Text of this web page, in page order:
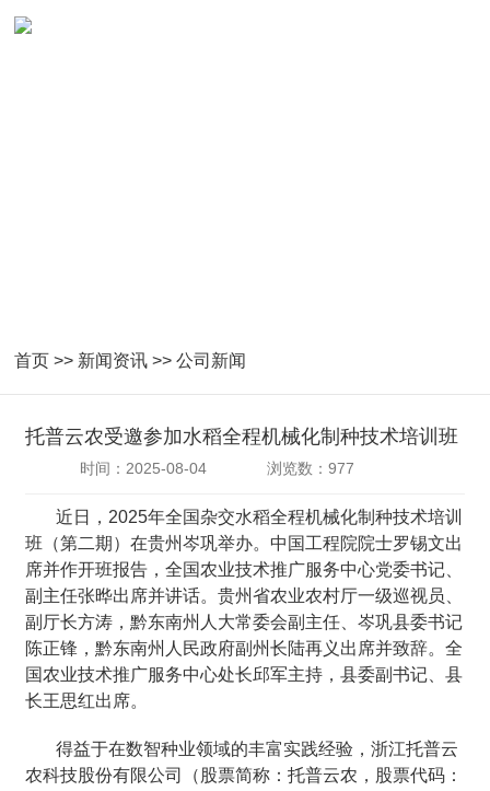
首页 >> 新闻资讯 >>公司新闻
托普云农受邀参加水稻全程机械化制种技术培训班
时间：2025-08-04 浏览数：977
近日，2025年全国杂交水稻全程机械化制种技术培训
班（第二期）在贵州岑巩举办。中国工程院院士罗锡文出
席并作开班报告，全国农业技术推广服务中心党委书记、
副主任张晔出席并讲话。贵州省农业农村厅一级巡视员、
副厅长方涛，黔东南州人大常委会副主任、岑巩县委书记
陈正锋，黔东南州人民政府副州长陆再义出席并致辞。全
国农业技术推广服务中心处长邱军主持，县委副书记、县
长王思红出席。
得益于在数智种业领域的丰富实践经验，浙江托普云
农科技股份有限公司（股票简称：托普云农，股票代码：